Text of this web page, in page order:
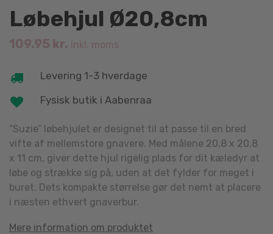
Løbehjul Ø20,8cm
109.95 kr. inkl. moms
Levering 1-3 hverdage
Fysisk butik i Aabenraa
“Suzie” løbehjulet er designet til at passe til en bred
vifte af mellemstore gnavere. Med målene 20,8 x 20,8
x 11 cm, giver dette hjul rigelig plads for dit kæledyr at
løbe og strække sig på, uden at det fylder for meget i
buret. Dets kompakte størrelse gør det nemt at placere
i næsten ethvert gnaverbur.
Mere information om produktet